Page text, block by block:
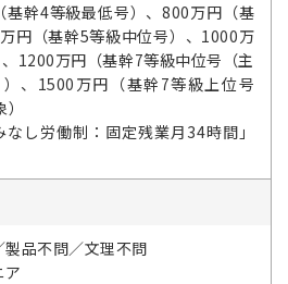
幹4等級最低号）、800万円（基
円（基幹5等級中位号）、1000万
1200万円（基幹7等級中位号（主
、1500万円（基幹7等級上位号
し労働制：固定残業月34時間」
品不問／文理不問
ア